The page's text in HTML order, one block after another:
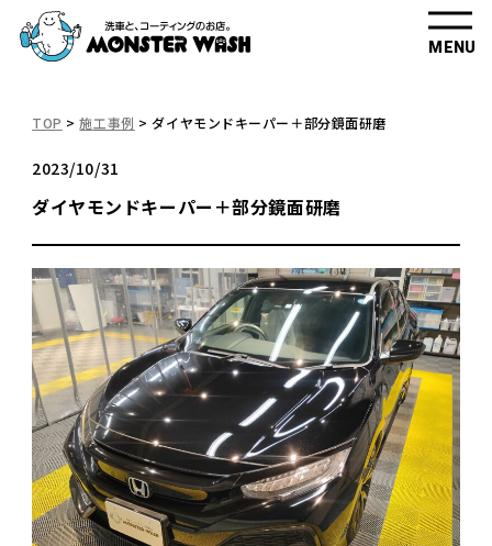
MENU
TOP >施工事例 >ダイヤモンドキーパー＋部分鏡面研磨
2023/10/31
ダイヤモンドキーパー＋部分鏡面研磨